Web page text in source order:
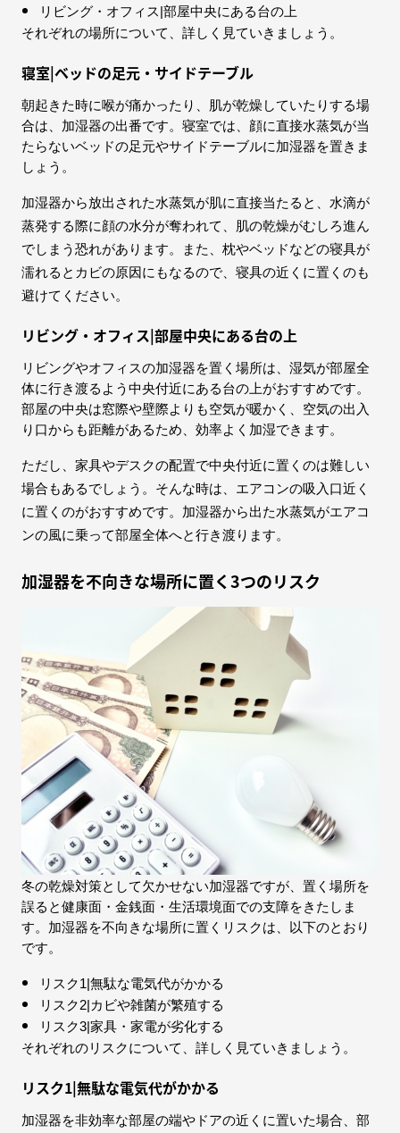
リビング・オフィス|部屋中央にある台の上
それぞれの場所について、詳しく見ていきましょう。
寝室|ベッドの足元・サイドテーブル
朝起きた時に喉が痛かったり、肌が乾燥していたりする場
合は、加湿器の出番です。寝室では、顔に直接水蒸気が当
たらないベッドの足元やサイドテーブルに加湿器を置きま
しょう。
加湿器から放出された水蒸気が肌に直接当たると、水滴が
蒸発する際に顔の水分が奪われて、肌の乾燥がむしろ進ん
でしまう恐れがあります。また、枕やベッドなどの寝具が
濡れるとカビの原因にもなるので、寝具の近くに置くのも
避けてください。
リビング・オフィス|部屋中央にある台の上
リビングやオフィスの加湿器を置く場所は、湿気が部屋全
体に行き渡るよう中央付近にある台の上がおすすめです。
部屋の中央は窓際や壁際よりも空気が暖かく、空気の出入
り口からも距離があるため、効率よく加湿できます。
ただし、家具やデスクの配置で中央付近に置くのは難しい
場合もあるでしょう。そんな時は、エアコンの吸入口近く
に置くのがおすすめです。加湿器から出た水蒸気がエアコ
ンの風に乗って部屋全体へと行き渡ります。
加湿器を不向きな場所に置く3つのリスク
冬の乾燥対策として欠かせない加湿器ですが、置く場所を
誤ると健康面・金銭面・生活環境面での支障をきたしま
す。加湿器を不向きな場所に置くリスクは、以下のとおり
です。
リスク1|無駄な電気代がかかる
リスク2|カビや雑菌が繁殖する
リスク3|家具・家電が劣化する
それぞれのリスクについて、詳しく見ていきましょう。
リスク1|無駄な電気代がかかる
加湿器を非効率な部屋の端やドアの近くに置いた場合、部